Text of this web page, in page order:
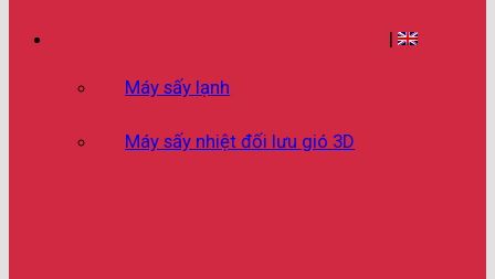
|
Máy sấy lạnh
Máy sấy nhiệt đối lưu gió 3D